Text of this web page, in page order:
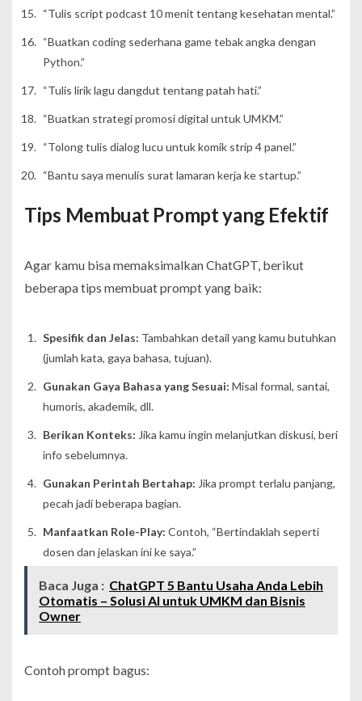
“Tulis script podcast 10 menit tentang kesehatan mental.”
“Buatkan coding sederhana game tebak angka dengan
Python.”
“Tulis lirik lagu dangdut tentang patah hati.”
“Buatkan strategi promosi digital untuk UMKM.”
“Tolong tulis dialog lucu untuk komik strip 4 panel.”
“Bantu saya menulis surat lamaran kerja ke startup.”
Tips Membuat Prompt yang Efektif
Agar kamu bisa memaksimalkan ChatGPT, berikut
beberapa tips membuat prompt yang baik:
Spesifik dan Jelas: Tambahkan detail yang kamu butuhkan
(jumlah kata, gaya bahasa, tujuan).
Gunakan Gaya Bahasa yang Sesuai: Misal formal, santai,
humoris, akademik, dll.
Berikan Konteks: Jika kamu ingin melanjutkan diskusi, beri
info sebelumnya.
Gunakan Perintah Bertahap: Jika prompt terlalu panjang,
pecah jadi beberapa bagian.
Manfaatkan Role-Play: Contoh, “Bertindaklah seperti
dosen dan jelaskan ini ke saya.”
Baca Juga : ChatGPT 5 Bantu Usaha Anda Lebih
Otomatis – Solusi AI untuk UMKM dan Bisnis
Owner
Contoh prompt bagus: